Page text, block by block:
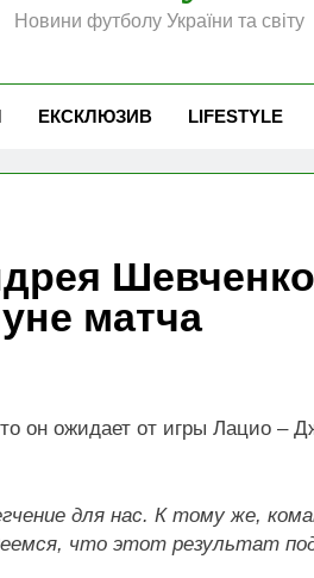
Новини футболу України та світу
ЕКСКЛЮЗИВ LIFESTYLE
матча
он ожидает от игры Лацио –
для нас. К тому же,
что этот результат